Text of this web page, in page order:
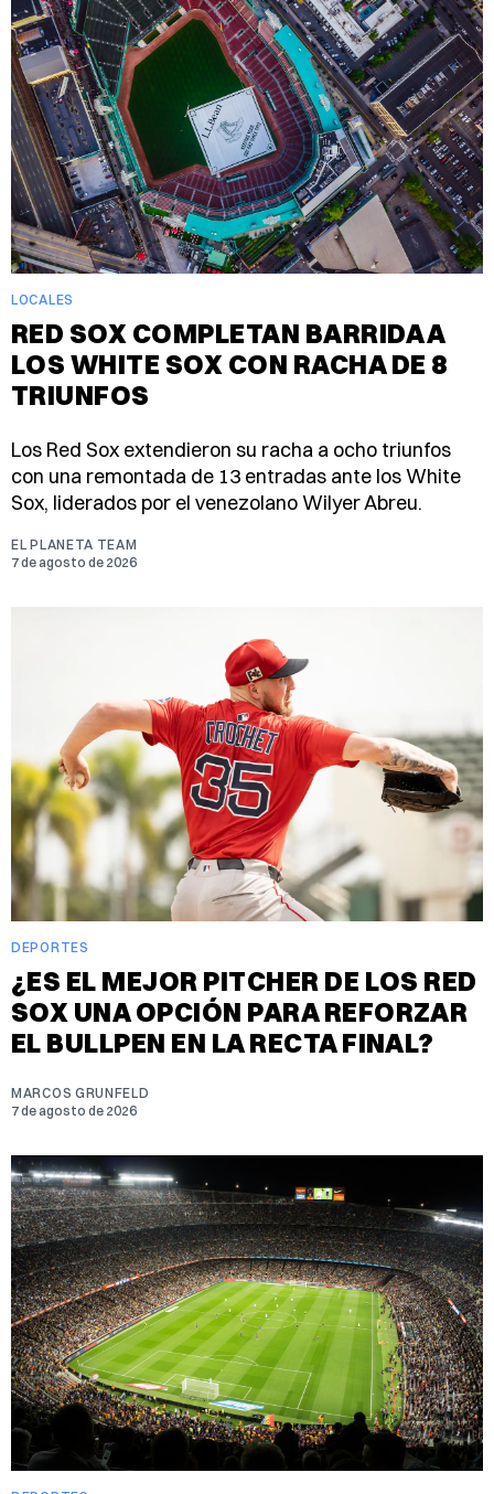
LOCALES
RED SOX COMPLETAN BARRIDA A
LOS WHITE SOX CON RACHA DE 8
TRIUNFOS
Los Red Sox extendieron su racha a ocho triunfos
con una remontada de 13 entradas ante los White
Sox, liderados por el venezolano Wilyer Abreu.
EL PLANETA TEAM
7 de agosto de 2026
DEPORTES
¿ES EL MEJOR PITCHER DE LOS RED
SOX UNA OPCIÓN PARA REFORZAR
EL BULLPEN EN LA RECTA FINAL?
MARCOS GRUNFELD
7 de agosto de 2026